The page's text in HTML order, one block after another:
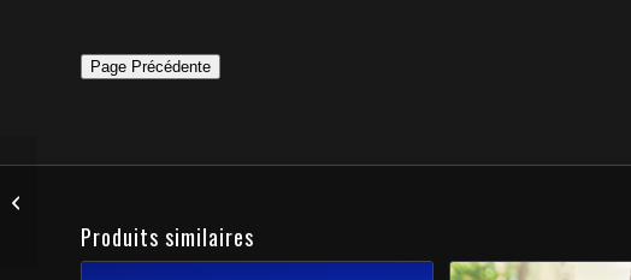
Page Précédente
Produits similaires